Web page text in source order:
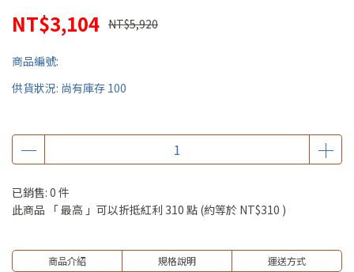
NT$3,104 NT$5,920
商品編號:
供貨狀況: 尚有庫存 100
已銷售: 0 件
此商品 「 最高 」可以折抵紅利 310 點 (約等於 NT$310 )
商品介紹 規格說明 運送方式